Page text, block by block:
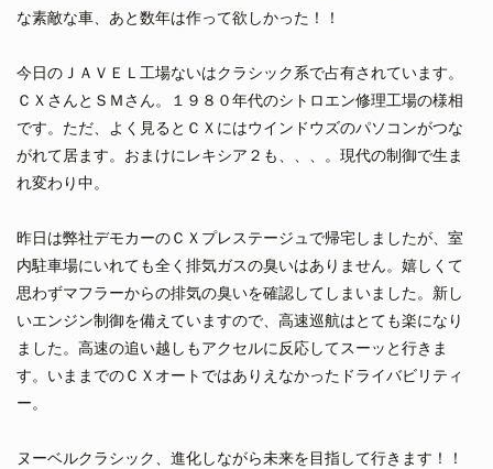
な素敵な車、あと数年は作って欲しかった！！
今日のＪＡＶＥＬ工場ないはクラシック系で占有されています。
ＣＸさんとＳＭさん。１９８０年代のシトロエン修理工場の様相
です。ただ、よく見るとＣＸにはウインドウズのパソコンがつな
がれて居ます。おまけにレキシア２も、、、。現代の制御で生ま
れ変わり中。
昨日は弊社デモカーのＣＸプレステージュで帰宅しましたが、室
内駐車場にいれても全く排気ガスの臭いはありません。嬉しくて
思わずマフラーからの排気の臭いを確認してしまいました。新し
いエンジン制御を備えていますので、高速巡航はとても楽になり
ました。高速の追い越しもアクセルに反応してスーッと行きま
す。いままでのＣＸオートではありえなかったドライバビリティ
ー。
ヌーベルクラシック、進化しながら未来を目指して行きます！！